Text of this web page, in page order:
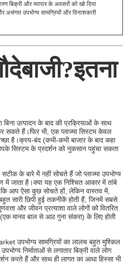
बिक्री और व्यापार के अवसरों को खो दिया
असंगत उपभोग्य सामग्रियों और विनाशकारी
उत्पादन के बाद की प्रक्रियाओं के साथ
सकते हैं।फिर भी, एक प्लाज्मा सिस्टम केवल
है।क्रय-बंद (कभी-कभी बाजार के बाद कहा
सिस्टम के प्रदर्शन को नुकसान पहुंचा सकता
के बारे में नहीं सोचते हैं जो प्लाज्मा उपभोग्य
में जाता है।क्या यह एक निश्चित आकार में तांबे
आप ऐसा कुछ सोचते हों, लेकिन वास्तव में,
बहुत सारी छिपी हुई तकनीकें होती हैं, जिनमें सबसे
और जीवन प्रत्याशा वाले लोगों को वितरित
मानव बाल से आठ गुना संकरा) के लिए होती
उपभोग्य सामग्रियों का लालच बहुत मुश्किल
निर्माताओं से लगातार बिक्री वाले लोग
करते हैं और साथ ही लागत का आधा हिस्सा भी